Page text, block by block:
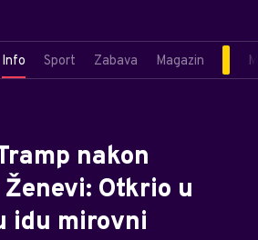
Info Sport Zabava Magazin
nakon
Otkrio u
idu mirovni